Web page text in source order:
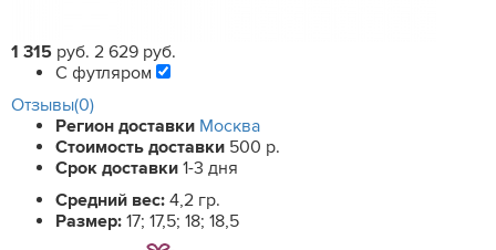
1 315 руб. 2 629 руб.
С футляром
Отзывы(0)
Регион доставки Москва
Стоимость доставки 500 р.
Срок доставки 1-3 дня
Средний вес: 4,2 гр.
Размер: 17; 17,5; 18; 18,5